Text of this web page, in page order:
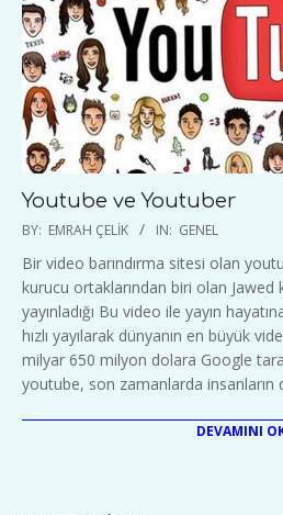
Youtube ve Youtuber
2020-
01
BY: EMRAH ÇELIK IN: GENEL
Bir video barındırma sitesi olan
kurucu ortaklarından biri olan Jawed
yayınladığı Bu video ile yayın
hızlı yayılarak dünyanın en büyük
milyar 650 milyon dolara Google
youtube, son zamanlarda insanların
DEVAMINI